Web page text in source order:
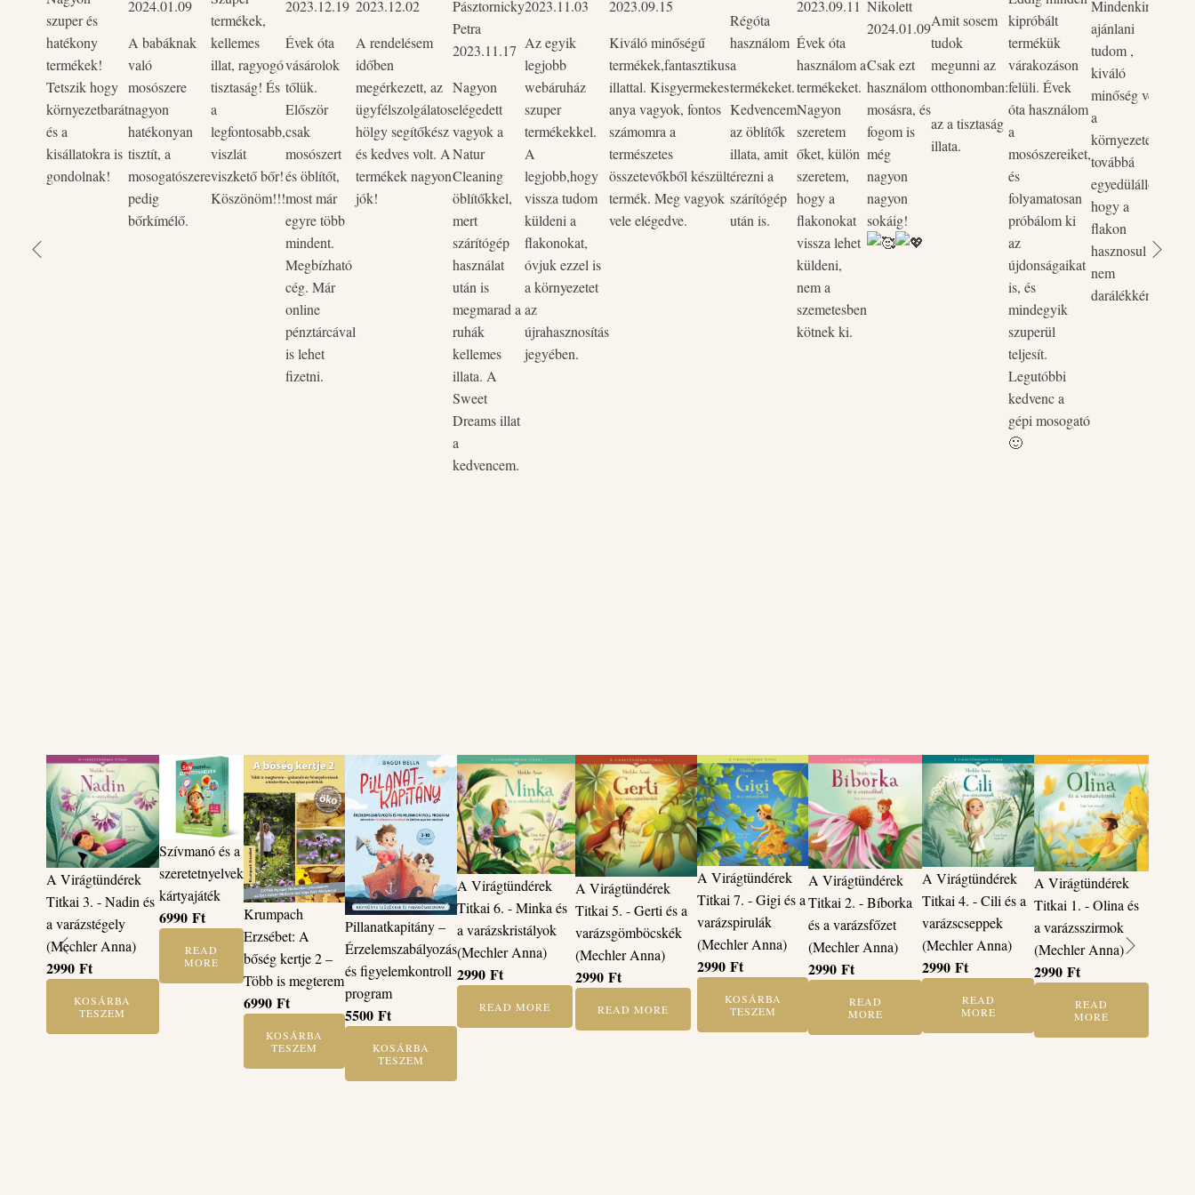
szuper és
hatékony
termékek!
Tetszik hogy
környezetbarát
és a
kisállatokra is
gondolnak!
2024.01.09
A babáknak
való
mosószere
nagyon
hatékonyan
tisztít, a
mosogatószere
pedig
bőrkímélő.
termékek,
kellemes
illat, ragyogó
tisztaság! És
a
legfontosabb,
viszlát
viszkető bőr!
Köszönöm!!!
2023.12.19
Évek óta
vásárolok
tőlük.
Először
csak
mosószert
és öblítőt,
most már
egyre több
mindent.
Megbízható
cég. Már
online
pénztárcával
is lehet
fizetni.
2023.12.02
A rendelésem
időben
megérkezett, az
ügyfélszolgálatos
hölgy segítőkész
és kedves volt. A
termékek nagyon
jók!
Pásztornicky
Petra
2023.11.17
Nagyon
elégedett
vagyok a
Natur
Cleaning
öblítőkkel,
mert
szárítógép
használat
után is
megmarad a
ruhák
kellemes
illata. A
Sweet
Dreams illat
a
kedvencem.
2023.11.03
Az egyik
legjobb
webáruház
szuper
termékekkel.
A
legjobb,hogy
vissza tudom
küldeni a
flakonokat,
óvjuk ezzel is
a környezetet
az
újrahasznosítás
jegyében.
2023.09.15
Kiváló minőségű
termékek,fantasztikus
illattal. Kisgyermekes
anya vagyok, fontos
számomra a
természetes
összetevőkből készült
termék. Meg vagyok
vele elégedve.
Régóta
használom
a
termékeket.
Kedvencem
az öblítők
illata, amit
érezni a
szárítógép
után is.
2023.09.11
Évek óta
használom a
termékeket.
Nagyon
szeretem
őket, külön
szeretem,
hogy a
flakonokat
vissza lehet
küldeni,
nem a
szemetesben
kötnek ki.
Nikolett
2024.01.09
Csak ezt
használom
mosásra, és
fogom is
még
nagyon
nagyon
sokáig!
Amit sosem
tudok
megunni az
otthonomban:
az a tisztaság
illata.
kipróbált
termékük
várakozáson
felüli. Évek
óta használom
a
mosószereiket,
és
folyamatosan
próbálom ki
az
újdonságaikat
is, és
mindegyik
szuperül
teljesít.
Legutóbbi
kedvenc a
gépi mosogató
🙂
Mindenkinek
ajánlani
tudom ,
kiváló
minőség védi
a
környezetet,
továbbá
egyedülálló,
hogy a
flakon
hasznosul
nem
darálékként.
A Virágtündérek
Titkai 3. - Nadin és
a varázstégely
(Mechler Anna)
2990 Ft
KOSÁRBA
TESZEM
Szívmanó és a
szeretetnyelvek
kártyajáték
6990 Ft
READ
MORE
Krumpach
Erzsébet: A
bőség kertje 2 –
Több is megterem
6990 Ft
KOSÁRBA
TESZEM
Pillanatkapitány –
Érzelemszabályozás
és figyelemkontroll
program
5500 Ft
KOSÁRBA
TESZEM
A Virágtündérek
Titkai 6. - Minka és
a varázskristályok
(Mechler Anna)
2990 Ft
READ MORE
A Virágtündérek
Titkai 5. - Gerti és a
varázsgömböcskék
(Mechler Anna)
2990Ft
READ MORE
A Virágtündérek
Titkai 7. - Gigi és a
varázspirulák
(Mechler Anna)
2990Ft
KOSÁRBA
TESZEM
A Virágtündérek
Titkai 2. - Bíborka
és a varázsfőzet
(Mechler Anna)
2990Ft
READ
MORE
A Virágtündérek
Titkai 4. - Cili és a
varázscseppek
(Mechler Anna)
2990Ft
READ
MORE
A Virágtündérek
Titkai 1. - Olina és
a varázsszirmok
(Mechler Anna)
2990Ft
READ
MORE